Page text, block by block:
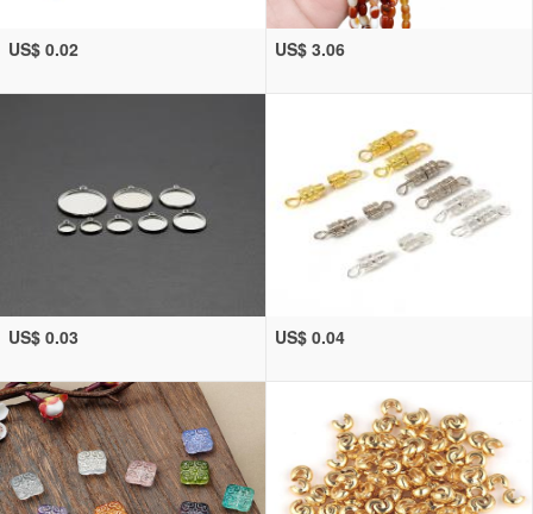
US$ 0.02 US$ 3.06
US$ 0.03 US$ 0.04